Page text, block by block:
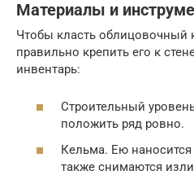
Материалы и
Чтобы класть облицовочный
правильно крепить его к
инвентарь:
Строительный
положить ряд ровно.
Кельма. Ею наносится
также снимаются